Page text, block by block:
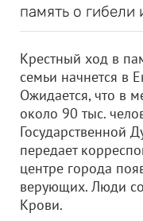
память о гибели
Крестный ход в
семьи начнется в
Ожидается, что в
около 90 тыс.
Государственной
передает
центре города
верующих. Люди
Крови.